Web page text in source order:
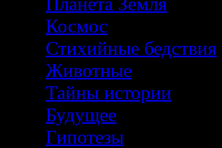
Космос
Стихийные бедствия
Животные
Тайны истории
Будущее
Гипотезы